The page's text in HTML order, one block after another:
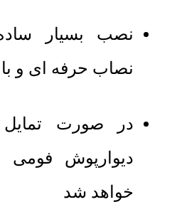
نصب بسیار
نصاب حرفه ای و با
در صورت
دیوارپوش
خواهد شد